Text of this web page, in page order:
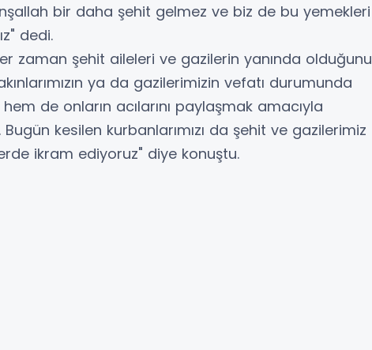
bir daha şehit gelmez ve biz de bu yemekleri
dedi.
zaman şehit aileleri ve gazilerin yanında olduğunu
ya da gazilerimizin vefatı durumunda
de onların acılarını paylaşmak amacıyla
kesilen kurbanlarımızı da şehit ve gazilerimiz
ikram ediyoruz" diye konuştu.